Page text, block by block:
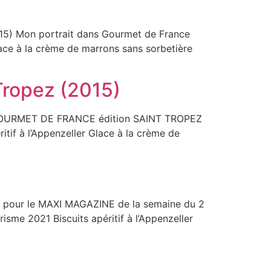
Mon portrait dans Gourmet de France
à la crème de marrons sans sorbetière
(2015)
DE FRANCE édition SAINT TROPEZ
à l’Appenzeller Glace à la crème de
le MAXI MAGAZINE de la semaine du 2
2021 Biscuits apéritif à l’Appenzeller